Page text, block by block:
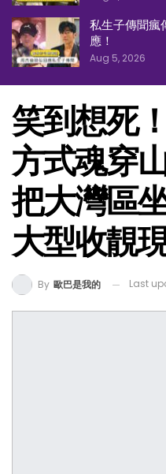
私生子傳聞瘋
應！
Aug 5, 2026
笑到想死
方式魂穿
把大灣區
大型收靚
By 歐巴是我的 Last